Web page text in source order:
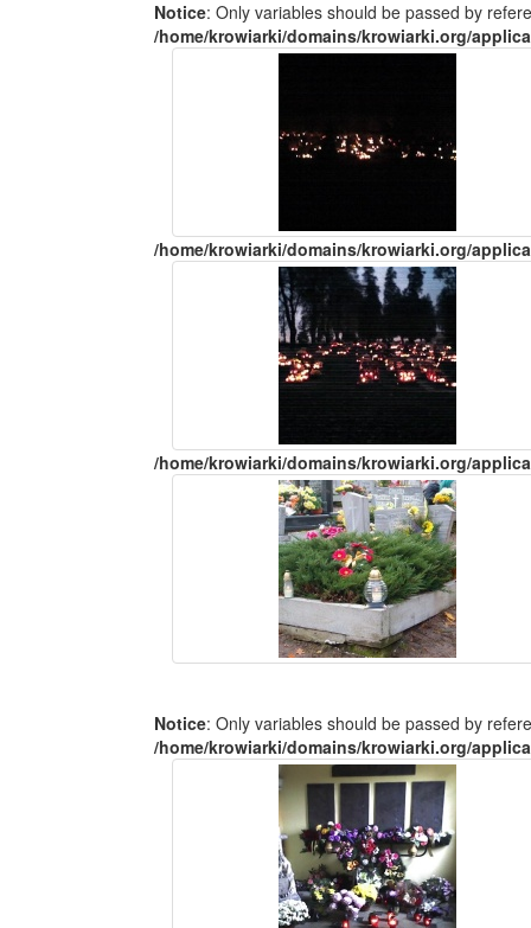
Notice: Only variables should be passed by
/home/krowiarki/domains/krowiarki.org/
/home/krowiarki/domains/krowiarki.org/
/home/krowiarki/domains/krowiarki.org/
Notice: Only variables should be passed by
/home/krowiarki/domains/krowiarki.org/